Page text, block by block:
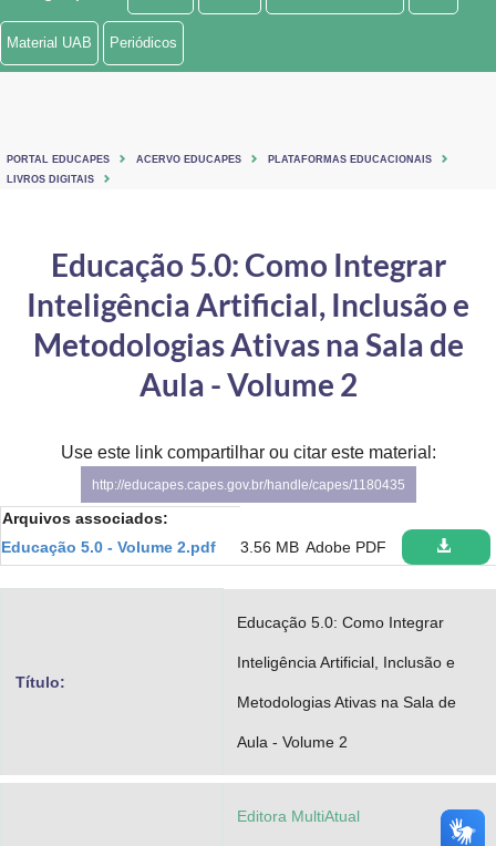
Ministério de Minas e Energia
Ministério do Turismo
Controladoria-Geral da União
Ministério da Mulher, da Família e dos Direitos Humanos
Gabinete de Segurança Institucional
Advocacia-Geral da União
Banco Central do Brasil
Material UAB Periódicos
PORTAL EDUCAPES ACERVO EDUCAPES
PLATAFORMAS EDUCACIONAIS
LIVROS DIGITAIS
Educação 5.0: Como Integrar
Inteligência Artificial, Inclusão e
Metodologias Ativas na Sala de
Aula - Volume 2
Use este link compartilhar ou citar este material:
http://educapes.capes.gov.br/handle/capes/1180435
Arquivos associados:
Educação 5.0 - Volume 2.pdf
3.56 MB Adobe PDF
Título:
Educação 5.0: Como Integrar
Inteligência Artificial, Inclusão e
Metodologias Ativas na Sala de
Aula - Volume 2
Editora MultiAtual